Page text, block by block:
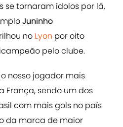
se tornaram ídolos por lá,
Juninho
no Lyon por oito
pelo clube.
nosso jogador mais
sendo um dos
com mais gols no país
da marca de maior